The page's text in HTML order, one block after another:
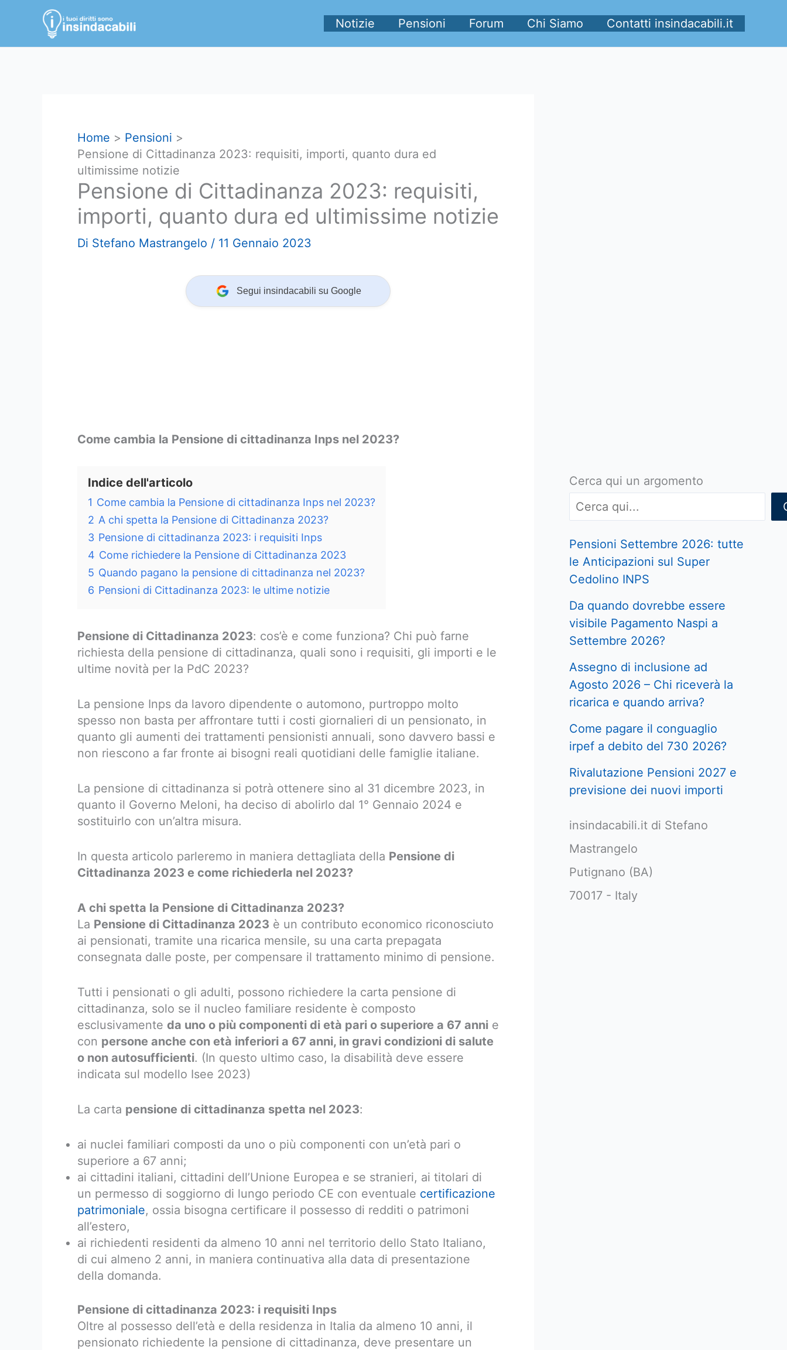
contenuto
Notizie Pensioni Forum Chi Siamo Contatti insindacabili.it
Home
Pensioni
Pensione di Cittadinanza 2023: requisiti, importi, quanto dura ed
ultimissime notizie
Pensione di Cittadinanza 2023: requisiti,
importi, quanto dura ed ultimissime notizie
Di Stefano Mastrangelo / 11 Gennaio 2023
Segui insindacabili su Google
Come cambia la Pensione di cittadinanza Inps nel 2023?
Indice dell'articolo
1 Come cambia la Pensione di cittadinanza Inps nel 2023?
2 A chi spetta la Pensione di Cittadinanza 2023?
3 Pensione di cittadinanza 2023: i requisiti Inps
4 Come richiedere la Pensione di Cittadinanza 2023
5 Quando pagano la pensione di cittadinanza nel 2023?
6 Pensioni di Cittadinanza 2023: le ultime notizie
Pensione di Cittadinanza 2023: cos’è e come funziona? Chi può farne
richiesta della pensione di cittadinanza, quali sono i requisiti, gli importi e le
ultime novità per la PdC 2023?
La pensione Inps da lavoro dipendente o automono, purtroppo molto
spesso non basta per affrontare tutti i costi giornalieri di un pensionato, in
quanto gli aumenti dei trattamenti pensionisti annuali, sono davvero bassi e
non riescono a far fronte ai bisogni reali quotidiani delle famiglie italiane.
La pensione di cittadinanza si potrà ottenere sino al 31 dicembre 2023, in
quanto il Governo Meloni, ha deciso di abolirlo dal 1° Gennaio 2024 e
sostituirlo con un’altra misura.
In questa articolo parleremo in maniera dettagliata della Pensione di
Cittadinanza 2023 e come richiederla nel 2023?
A chi spetta la Pensione di Cittadinanza 2023?
La Pensione di Cittadinanza 2023 è un contributo economico riconosciuto
ai pensionati, tramite una ricarica mensile, su una carta prepagata
consegnata dalle poste, per compensare il trattamento minimo di pensione.
Tutti i pensionati o gli adulti, possono richiedere la carta pensione di
cittadinanza, solo se il nucleo familiare residente è composto
esclusivamente da uno o più componenti di età pari o superiore a 67 anni e
con persone anche con età inferiori a 67 anni, in gravi condizioni di salute
o non autosufficienti. (In questo ultimo caso, la disabilità deve essere
indicata sul modello Isee 2023)
La carta pensione di cittadinanza spetta nel 2023:
ai nuclei familiari composti da uno o più componenti con un’età pari o
superiore a 67 anni;
ai cittadini italiani, cittadini dell’Unione Europea e se stranieri, ai titolari di
un permesso di soggiorno di lungo periodo CE con eventuale certificazione
patrimoniale, ossia bisogna certificare il possesso di redditi o patrimoni
all’estero,
ai richiedenti residenti da almeno 10 anni nel territorio dello Stato Italiano,
di cui almeno 2 anni, in maniera continuativa alla data di presentazione
della domanda.
Pensione di cittadinanza 2023: i requisiti Inps
Oltre al possesso dell’età e della residenza in Italia da almeno 10 anni, il
pensionato richiedente la pensione di cittadinanza, deve presentare un
Cerca qui un argomento
Pensioni Settembre 2026: tutte
le Anticipazioni sul Super
Cedolino INPS
Da quando dovrebbe essere
visibile Pagamento Naspi a
Settembre 2026?
Assegno di inclusione ad
Agosto 2026 – Chi riceverà la
ricarica e quando arriva?
Come pagare il conguaglio
irpef a debito del 730 2026?
Rivalutazione Pensioni 2027 e
previsione dei nuovi importi
insindacabili.it di Stefano
Mastrangelo
Putignano (BA)
70017 - Italy